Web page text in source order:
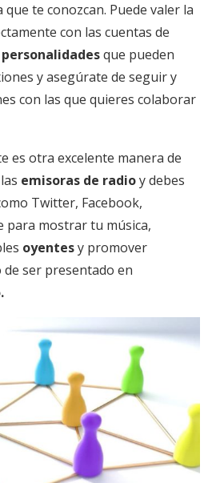
te conozcan. Puede valer la
con las cuentas de
personalidadesque pueden
y asegúrate de seguir y
con las que quieres colaborar
es otra excelente manera de
emisoras de radioy debes
Twitter, Facebook,
para mostrar tu música,
oyentesy promover
ser presentado en